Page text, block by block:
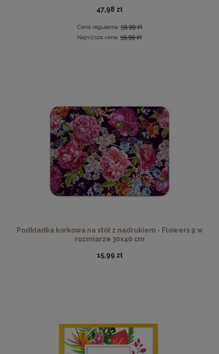
Wzorniki próbnik tkanin Riviera/Davis 10 kolorów
8,00 zł
DO KOSZYKA
47,98 zł
Cena regularna:59,99 zł
Najniższa cena: 59,99 zł
Podkładka korkowa na stół z nadrukiem - Flowers 9 w
rozmiarze 30x40 cm
15,99 zł